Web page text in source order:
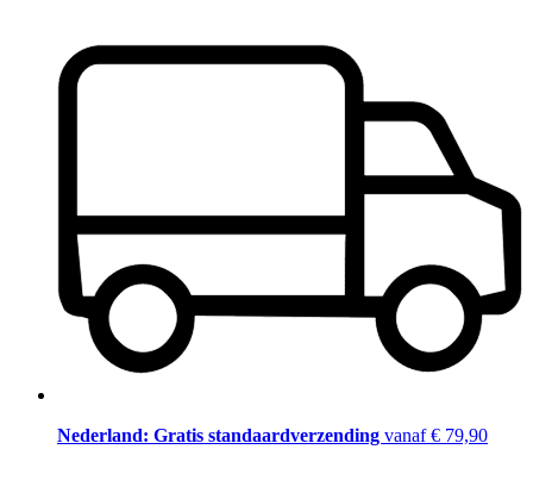
Nederland: Gratis standaardverzending vanaf € 79,90